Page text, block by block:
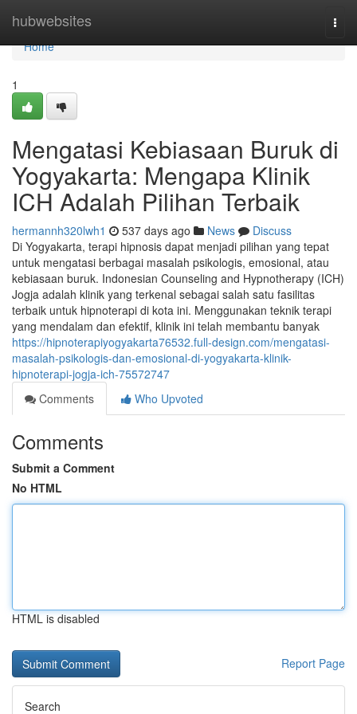
hubwebsites
Home
Home
1
Mengatasi Kebiasaan Buruk di
Yogyakarta: Mengapa Klinik
ICH Adalah Pilihan Terbaik
hermannh320lwh1 537 days ago News
Discuss
Di Yogyakarta, terapi hipnosis dapat menjadi pilihan yang tepat
untuk mengatasi berbagai masalah psikologis, emosional, atau
kebiasaan buruk. Indonesian Counseling and Hypnotherapy (ICH)
Jogja adalah klinik yang terkenal sebagai salah satu fasilitas
terbaik untuk hipnoterapi di kota ini. Menggunakan teknik terapi
yang mendalam dan efektif, klinik ini telah membantu banyak
https://hipnoterapiyogyakarta76532.full-design.com/mengatasi-
masalah-psikologis-dan-emosional-di-yogyakarta-klinik-
hipnoterapi-jogja-ich-75572747
Comments
Who Upvoted
Comments
Submit a Comment
No HTML
HTML is disabled
Report Page
Search